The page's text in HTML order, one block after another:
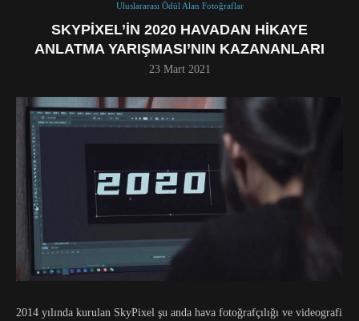
Uluslararası Ödül Alan Fotoğraflar
SKYPIXEL’IN 2020 HAVADAN HIKAYE
ANLATMA YARIŞMASI’NIN KAZANANLARI
23 Mart 2021
2014 yılında kurulan SkyPixel şu anda hava fotoğrafçılığı ve videografi